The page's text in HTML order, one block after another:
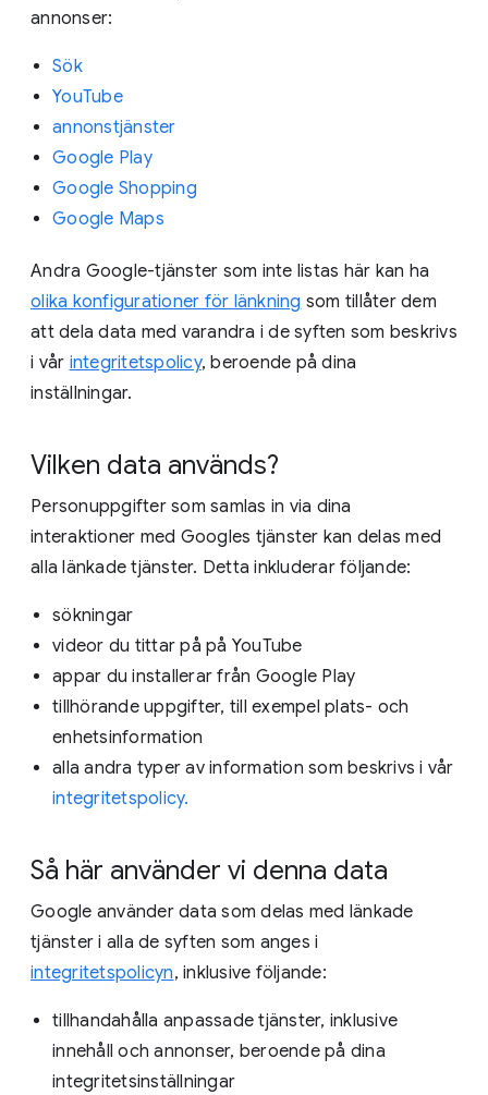
annonser:
Sök
YouTube
annonstjänster
Google Play
Google Shopping
Google Maps
Andra Google-tjänster som inte listas här kan ha
olika konfigurationer för länkning som tillåter dem
att dela data med varandra i de syften som beskrivs
i vår integritetspolicy, beroende på dina
inställningar.
Vilken data används?
Personuppgifter som samlas in via dina
interaktioner med Googles tjänster kan delas med
alla länkade tjänster. Detta inkluderar följande:
sökningar
videor du tittar på på YouTube
appar du installerar från Google Play
tillhörande uppgifter, till exempel plats- och
enhetsinformation
alla andra typer av information som beskrivs i vår
integritetspolicy.
Så här använder vi denna data
Google använder data som delas med länkade
tjänster i alla de syften som anges i
integritetspolicyn, inklusive följande:
tillhandahålla anpassade tjänster, inklusive
innehåll och annonser, beroende på dina
integritetsinställningar